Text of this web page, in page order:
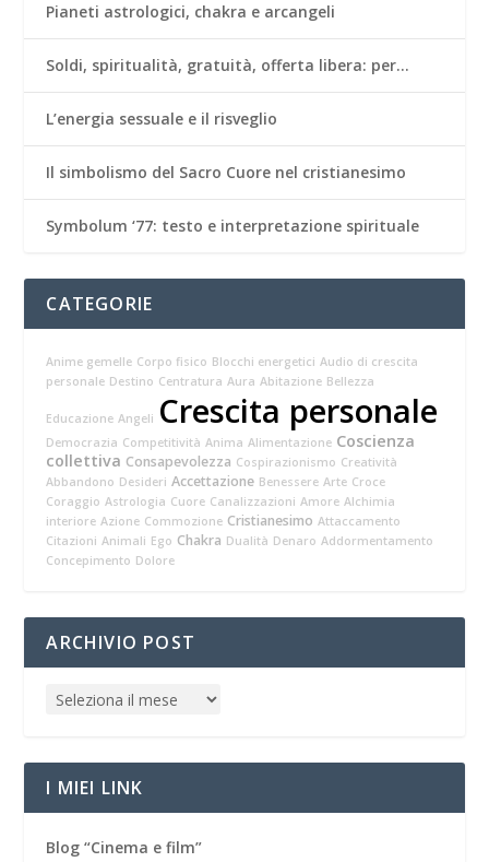
Pianeti astrologici, chakra e arcangeli
Soldi, spiritualità, gratuità, offerta libera: per…
L’energia sessuale e il risveglio
Il simbolismo del Sacro Cuore nel cristianesimo
Symbolum ‘77: testo e interpretazione spirituale
CATEGORIE
Anime gemelle Corpo fisico Blocchi energetici Audio di crescita
personale Destino Centratura Aura Abitazione Bellezza
Educazione Angeli Crescita personale
Democrazia Competitività Anima Alimentazione Coscienza
collettiva Consapevolezza Cospirazionismo Creatività
Abbandono Desideri Accettazione Benessere Arte Croce
Coraggio Astrologia Cuore Canalizzazioni Amore Alchimia
interiore Azione Commozione Cristianesimo Attaccamento
Citazioni Animali Ego Chakra Dualità Denaro Addormentamento
Concepimento Dolore
ARCHIVIO POST
I MIEI LINK
Blog “Cinema e film”